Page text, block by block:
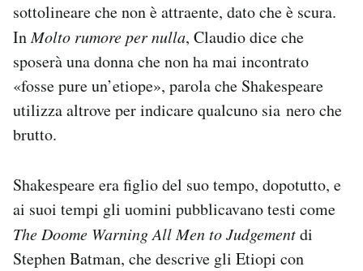
sottolineare che non è attraente, dato che è scura.
InMolto rumore per nulla, Claudio dice che
sposerà una donna che non ha mai incontrato
«fosse pure un’etiope», parola che Shakespeare
utilizza altrove per indicare qualcuno sia nero che
brutto.
Shakespeare era figlio del suo tempo, dopotutto, e
ai suoi tempi gli uomini pubblicavano testi come
The Doome Warning All Men to Judgementdi
Stephen Batman, che descrive gli Etiopi con